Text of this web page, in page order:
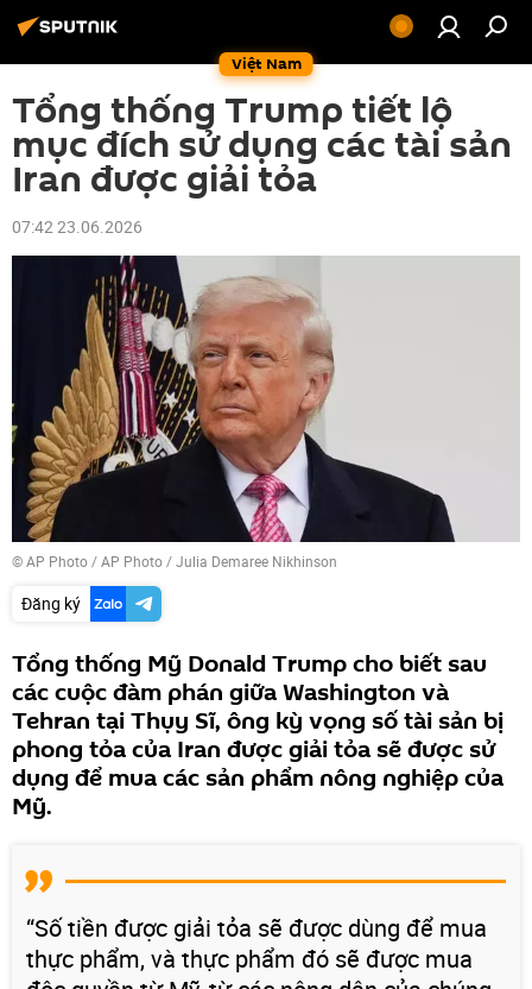
Việt Nam
Tổng thống Trump tiết lộ
mục đích sử dụng các tài sản
Iran được giải tỏa
07:42 23.06.2026
© AP Photo / AP Photo / Julia Demaree Nikhinson
Đăng ký
Tổng thống Mỹ Donald Trump cho biết sau
các cuộc đàm phán giữa Washington và
Tehran tại Thụy Sĩ, ông kỳ vọng số tài sản bị
phong tỏa của Iran được giải tỏa sẽ được sử
dụng để mua các sản phẩm nông nghiệp của
Mỹ.
“Số tiền được giải tỏa sẽ được dùng để mua
thực phẩm, và thực phẩm đó sẽ được mua